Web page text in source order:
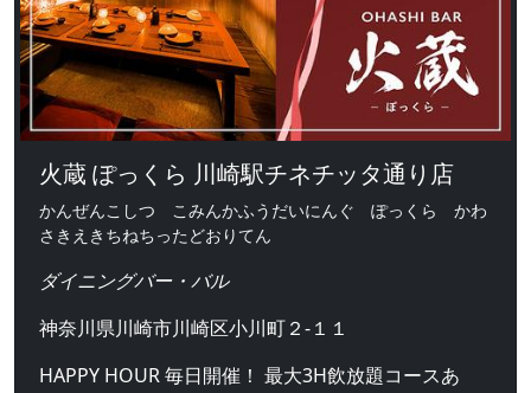
火蔵 ぽっくら 川崎駅チネチッタ通り店
かんぜんこしつ こみんかふうだいにんぐ ぽっくら かわ
さきえきちねちったどおりてん
ダイニングバー・バル
神奈川県川崎市川崎区小川町２-１１
HAPPY HOUR 毎日開催！ 最大3H飲放題コースあ